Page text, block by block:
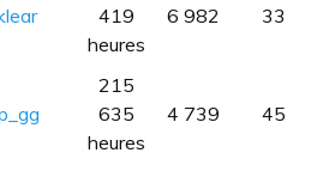
419
heures
6 982 33
215
635
heures
4 739 45